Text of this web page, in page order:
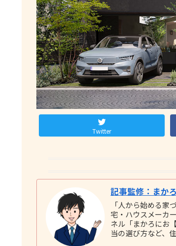
Twitter
記事監修：まか
「人から始める
宅・ハウスメーカ
ネル「まかろにお
当の選び方など、